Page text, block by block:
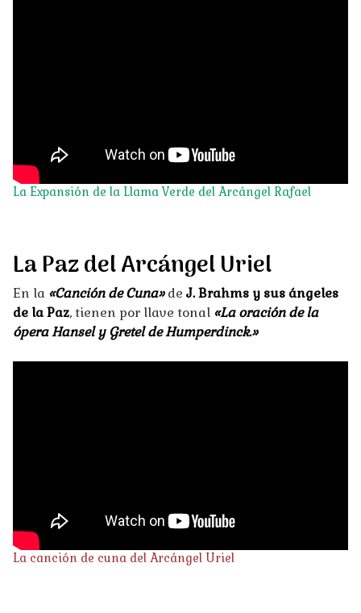
La Expansión de la Llama Verde del Arcángel Rafael
La Paz del Arcángel Uriel
En la «Canción de Cuna»de J. Brahms y sus ángeles
de la Paz, tienen por llave tonal «La oración de la
ópera Hansel y Gretel de Humperdinck.»
La canción de cuna del Arcángel Uriel